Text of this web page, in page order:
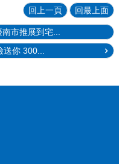
回上一頁 回最上面
市推展到宅...
送你 300...